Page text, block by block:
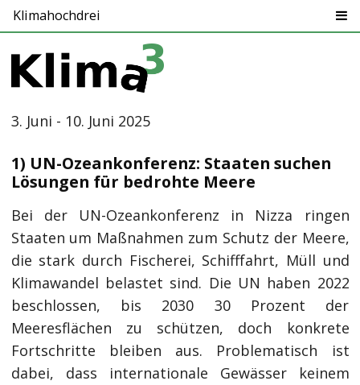
Klimahochdrei
3. Juni - 10. Juni 2025
1) UN-Ozeankonferenz: Staaten suchen
Lösungen für bedrohte Meere
Bei der UN-Ozeankonferenz in Nizza ringen
Staaten um Maßnahmen zum Schutz der Meere,
die stark durch Fischerei, Schifffahrt, Müll und
Klimawandel belastet sind. Die UN haben 2022
beschlossen, bis 2030 30 Prozent der
Meeresflächen zu schützen, doch konkrete
Fortschritte bleiben aus. Problematisch ist
dabei, dass internationale Gewässer keinem